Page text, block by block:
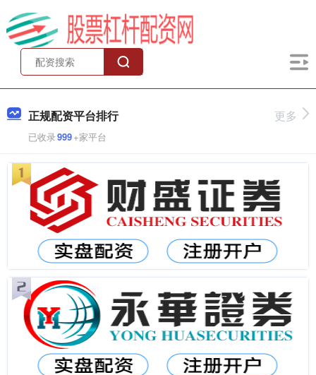
正规配资平台排行
已收录999+家平台
更多